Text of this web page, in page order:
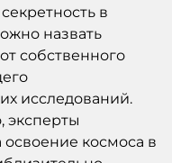
в
назвать
собственного
исследований.
эксперты
освоение космоса в